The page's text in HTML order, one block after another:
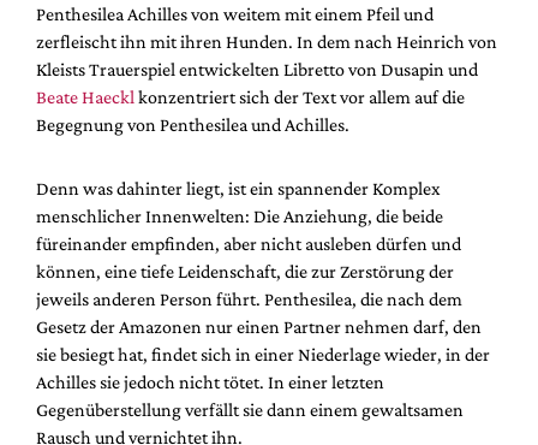
Penthesilea Achilles von weitem mit einem Pfeil und
zerfleischt ihn mit ihren Hunden. In dem nach Heinrich von
Kleists Trauerspiel entwickelten Libretto von Dusapin und
Beate Haeckl konzentriert sich der Text vor allem auf die
Begegnung von Penthesilea und Achilles.
Denn was dahinter liegt, ist ein spannender Komplex
menschlicher Innenwelten: Die Anziehung, die beide
füreinander empfinden, aber nicht ausleben dürfen und
können, eine tiefe Leidenschaft, die zur Zerstörung der
jeweils anderen Person führt. Penthesilea, die nach dem
Gesetz der Amazonen nur einen Partner nehmen darf, den
sie besiegt hat, findet sich in einer Niederlage wieder, in der
Achilles sie jedoch nicht tötet. In einer letzten
Gegenüberstellung verfällt sie dann einem gewaltsamen
Rausch und vernichtet ihn.